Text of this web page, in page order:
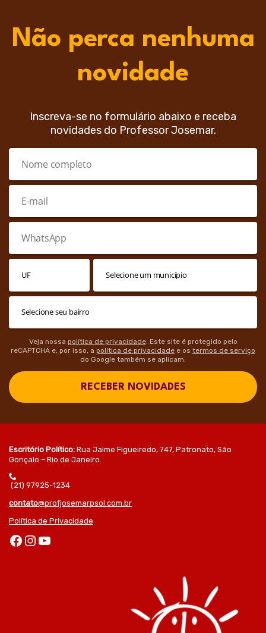
Não perca nenhuma
novidade
Inscreva-se no formulário abaixo e receba
novidades do Professor Josemar.
Veja nossa política de privacidade. Este site é protegido pelo
reCAPTCHA e, por isso, a política de privacidade e os termos de serviço
do Google também se aplicam.
RECEBER NOVIDADES
Escritório Político: Rua Jaime Figueiredo, 747, Patronato, São
Gonçalo – Rio de Janeiro.
(21) 97925-1234
contato@profjosemarpsol.com.br
Política de Privacidade
Facebook Instagram Youtube